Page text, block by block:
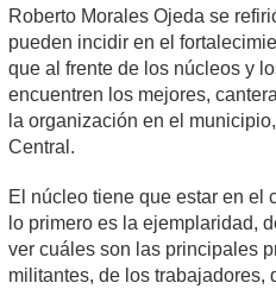
Roberto Morales Ojeda se
pueden incidir en el
que al frente de los núcleos y
encuentren los mejores,
la organización en el
Central.
El núcleo tiene que estar en el
lo primero es la ejemplaridad,
ver cuáles son las principales
militantes, de los trabajadores,